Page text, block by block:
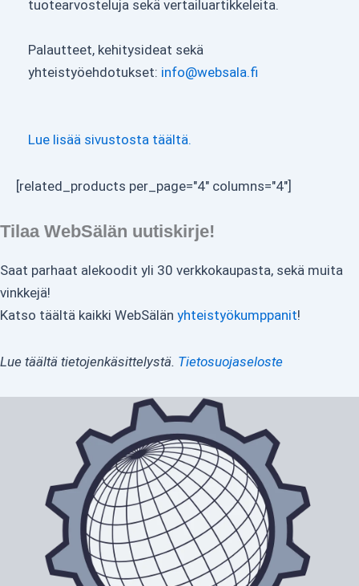
tuotearvosteluja sekä vertailuartikkeleita.
Palautteet, kehitysideat sekä
yhteistyöehdotukset: info@websala.fi
Lue lisää sivustosta täältä.
[related_products per_page="4" columns="4"]
Tilaa WebSälän uutiskirje!
Saat parhaat alekoodit yli 30 verkkokaupasta, sekä muita
vinkkejä!
Katso täältä kaikki WebSälän yhteistyökumppanit!
Lue täältä tietojenkäsittelystä. Tietosuojaseloste